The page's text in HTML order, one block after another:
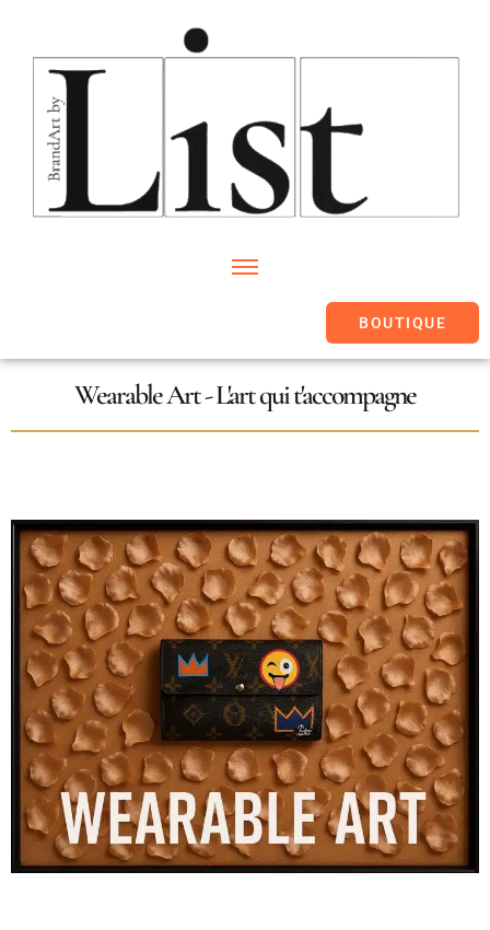
BOUTIQUE
Wearable Art - L'art qui t'accompagne